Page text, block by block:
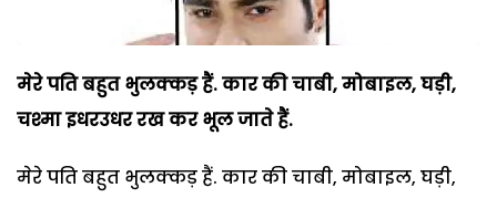
मेरे पति बहुत भुलक्कड़ हैं. कार की चाबी, मोबाइल, घड़ी,
चश्मा इधरउधर रख कर भूल जाते हैं.
मेरे पति बहुत भुलक्कड़ हैं. कार की चाबी, मोबाइल, घड़ी,